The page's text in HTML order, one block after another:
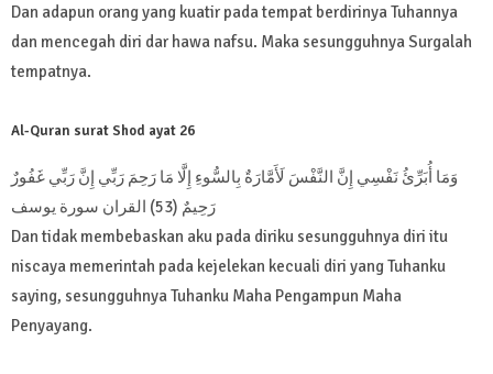
Dan adapun orang yang kuatir pada tempat berdirinya Tuhannya
dan mencegah diri dar hawa nafsu. Maka sesungguhnya Surgalah
tempatnya.
Al-Quran surat Shod ayat 26
وَمَا أُبَرِّئُ نَفْسِي إِنَّ النَّفْسَ لَأَمَّارَةٌ بِالسُّوءِ إِلَّا مَا رَحِمَ رَبِّي إِنَّ رَبِّي غَفُورٌ
رَحِيمٌ (53) القران سورة يوسف
Dan tidak membebaskan aku pada diriku sesungguhnya diri itu
niscaya memerintah pada kejelekan kecuali diri yang Tuhanku
saying, sesungguhnya Tuhanku Maha Pengampun Maha
Penyayang.